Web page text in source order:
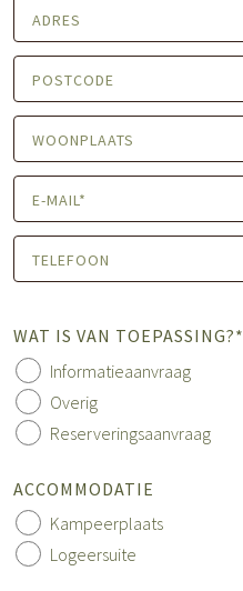
WAT IS VAN TOEPASSING?*
Informatieaanvraag
Overig
Reserveringsaanvraag
ACCOMMODATIE
Kampeerplaats
Logeersuite